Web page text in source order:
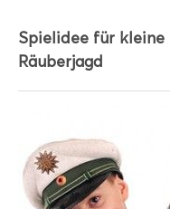
Spielidee für kleine
Räuberjagd